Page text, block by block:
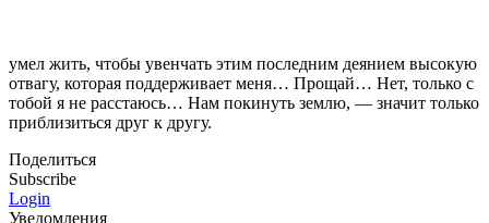
умел жить, чтобы увенчать этим последним деянием высокую
отвагу, которая поддерживает меня… Прощай… Нет, только с
тобой я не расстаюсь… Нам покинуть землю, — значит только
приблизиться друг к другу.
Поделиться
Subscribe
Login
Уведомления